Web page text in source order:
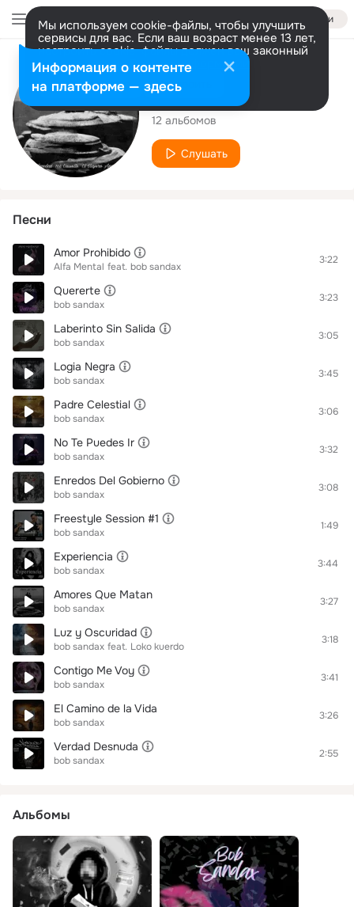
Войти
Мы используем cookie-файлы, чтобы улучшить
сервисы для вас. Если ваш возраст менее 13 лет,
настроить cookie-файлы должен ваш законный
представитель. Больше информации
Разрешить все Настроить
Исполнитель
bob sandax
12 альбомов
Слушать
Песни
Amor Prohibido
Alfa Mental feat. bob sandax
3:22
Quererte
bob sandax
3:23
Laberinto Sin Salida
bob sandax
3:05
Logia Negra
bob sandax
3:45
Padre Celestial
bob sandax
3:06
No Te Puedes Ir
bob sandax
3:32
Enredos Del Gobierno
bob sandax
3:08
Freestyle Session #1
bob sandax
1:49
Experiencia
bob sandax
3:44
Amores Que Matan
bob sandax
3:27
Luz y Oscuridad
bob sandax feat. Loko kuerdo
3:18
Contigo Me Voy
bob sandax
3:41
El Camino de la Vida
bob sandax
3:26
Verdad Desnuda
bob sandax
2:55
Альбомы
Информация о контенте
на платформе — здесь